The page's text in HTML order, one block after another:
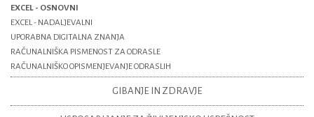
EXCEL - OSNOVNI
EXCEL - NADALJEVALNI
UPORABNA DIGITALNA ZNANJA
RAČUNALNIŠKA PISMENOST ZA ODRASLE
RAČUNALNIŠKO OPISMENJEVANJE ODRASLIH
GIBANJE IN ZDRAVJE